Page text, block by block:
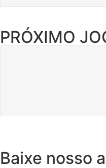
PRÓXIMO
Baixe nosso